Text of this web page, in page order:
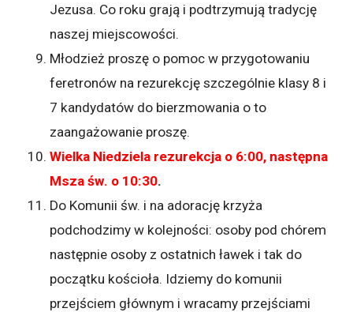
Jezusa. Co roku grają i podtrzymują tradycję
naszej miejscowości.
Młodzież proszę o pomoc w przygotowaniu
feretronów na rezurekcję szczególnie klasy 8 i
7 kandydatów do bierzmowania o to
zaangażowanie proszę.
Wielka Niedziela rezurekcja o 6:00, następna
Msza św. o 10:30.
Do Komunii św. i na adorację krzyża
podchodzimy w kolejności: osoby pod chórem
następnie osoby z ostatnich ławek i tak do
początku kościoła. Idziemy do komunii
przejściem głównym i wracamy przejściami